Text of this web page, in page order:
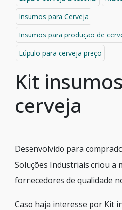
Insumos para Cerveja
Insumos para produção de
Lúpulo para cerveja preço
Kit
cerveja
Desenvolvido para
Soluções Industriais criou a
fornecedores de qualidade
Caso haja interesse por Kit